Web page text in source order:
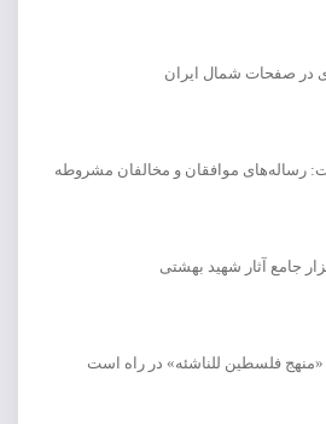
در صفحات شمال ایران
رساله‌های موافقان و مخالفان مشروطه
جامع آثار شهید بهشتی